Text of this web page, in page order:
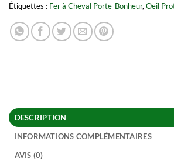
Étiquettes : Fer à Cheval Porte-Bonheur, Oeil
DESCRIPTION
INFORMATIONS COMPLÉMENTAIRES
AVIS (0)